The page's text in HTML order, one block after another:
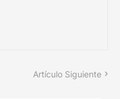
Artículo Siguiente